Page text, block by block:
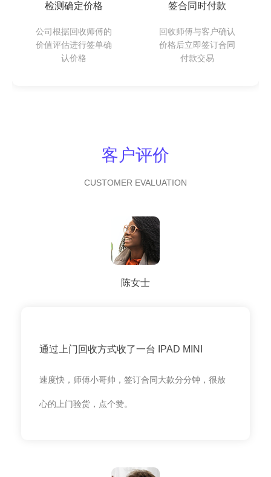
检测确定价格
公司根据回收师傅的
价值评估进行签单确
认价格
签合同时付款
回收师傅与客户确认
价格后立即签订合同
付款交易
客户评价
CUSTOMER EVALUATION
陈女士
通过上门回收方式收了一台 IPAD MINI
速度快，师傅小哥帅，签订合同大款分分钟，很放
心的上门验货，点个赞。